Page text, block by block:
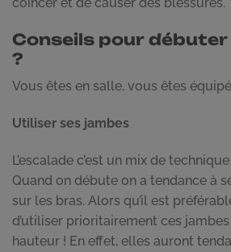
Conseils pour
?
Vous êtes en salle, vous êtes
Utiliser ses jambes
L’escalade c’est un mix de
Quand on débute on a tendance à
sur les bras. Alors qu’il est
d’utiliser prioritairement ces
hauteur ! En effet, elles auront